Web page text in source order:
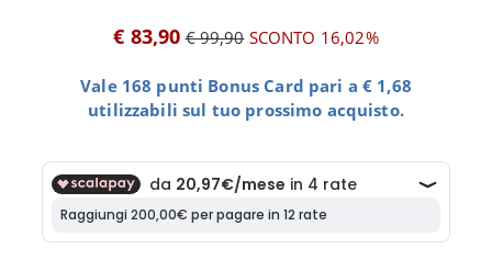
€ 83,90 € 99,90SCONTO 16,02%
Vale 168 punti Bonus Card pari a € 1,68
utilizzabili sul tuo prossimo acquisto.